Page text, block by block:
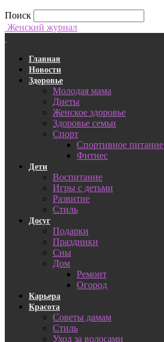
Поиск
Женский журнал
Главная
Новости
Здоровье
Молодая мама
Диеты
Женское здоровье
Здоровье семьи
Спорт
Спортивное питание
Фитнес
Дети
Воспитание
Игры с детьми
Развитие
Стиль
Досуг
Подарки
Праздники
Сны
Дом
Ремонт
Огород
Карьера
Красота
Советы дамам
Стиль
Уход за волосами